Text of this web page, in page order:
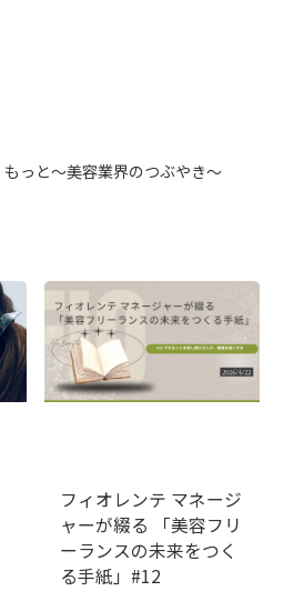
もっと〜美容業界のつぶやき〜
フィオレンテ マネージ
ャーが綴る 「美容フリ
ーランスの未来をつく
る手紙」#12